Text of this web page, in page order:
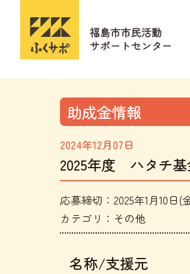
助成金情報
2024年12月07日
2025年度 ハタチ
応募締切：2025年1月10
カテゴリ：その他
名称/支援元